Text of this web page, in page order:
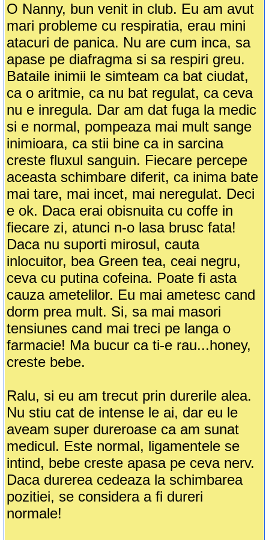
O Nanny, bun venit in club. Eu am avut
mari probleme cu respiratia, erau mini
atacuri de panica. Nu are cum inca, sa
apase pe diafragma si sa respiri greu.
Bataile inimii le simteam ca bat ciudat,
ca o aritmie, ca nu bat regulat, ca ceva
nu e inregula. Dar am dat fuga la medic
si e normal, pompeaza mai mult sange
inimioara, ca stii bine ca in sarcina
creste fluxul sanguin. Fiecare percepe
aceasta schimbare diferit, ca inima bate
mai tare, mai incet, mai neregulat. Deci
e ok. Daca erai obisnuita cu coffe in
fiecare zi, atunci n-o lasa brusc fata!
Daca nu suporti mirosul, cauta
inlocuitor, bea Green tea, ceai negru,
ceva cu putina cofeina. Poate fi asta
cauza ametelilor. Eu mai ametesc cand
dorm prea mult. Si, sa mai masori
tensiunes cand mai treci pe langa o
farmacie! Ma bucur ca ti-e rau...honey,
creste bebe.
Ralu, si eu am trecut prin durerile alea.
Nu stiu cat de intense le ai, dar eu le
aveam super dureroase ca am sunat
medicul. Este normal, ligamentele se
intind, bebe creste apasa pe ceva nerv.
Daca durerea cedeaza la schimbarea
pozitiei, se considera a fi dureri
normale!